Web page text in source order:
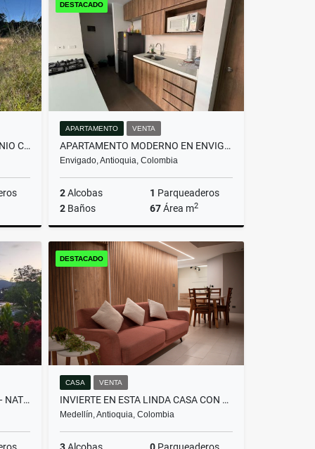
$607.200.000
LOTE EN GUARNE EN CONDOMINIO CAMPESTRE Y CON LICENCIA MLS 259453
Venta
DESTACADO
APARTAMENTO VENTA
APARTAMENTO MODERNO EN ENVIGADO, RODEADO DE NATURALEZA Y TRANQUILIDAD
Envigado, Antioquia, Colombia
2Alcobas 1 Parqueaderos
2 Baños 67Área m2
Venta
$615.000.000
FINCA SOÑADA EN SOPETRÁN — NATURALEZA, SOL Y DESCANSO ASEGURADO
DESTACADO
CASA VENTA
INVIERTE EN ESTA LINDA CASA CON PERMISO DE RENTAS CORTAS
Medellín, Antioquia, Colombia